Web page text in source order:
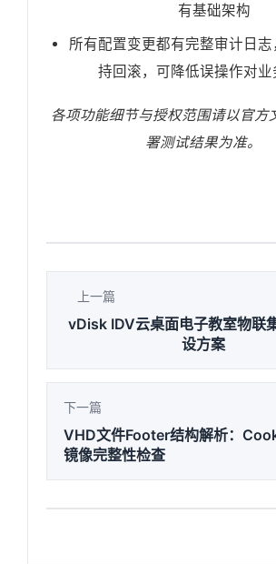
有基础架构
所有配置变更都有完整审计日
持回滚，可降低误操作对业
各项功能细节与授权范围请以官方
署测试结果为准。
上一篇
vDisk IDV云桌面电子教室物联
设方案
下一篇
VHD文件Footer结构解析：
镜像完整性检查